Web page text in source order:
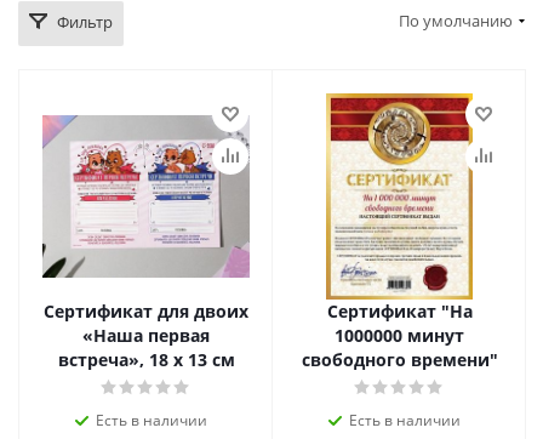
Фильтр По умолчанию
Сертификат для двоих
«Наша первая
встреча», 18 х 13 см
Есть в наличии
Сертификат "На
1000000 минут
свободного времени"
Есть в наличии